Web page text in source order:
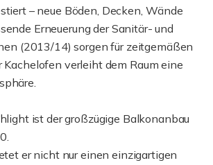
– neue Böden, Decken, Wände
Erneuerung der Sanitär- und
(2013/14) sorgen für zeitgemäßen
Kachelofen verleiht dem Raum eine
ist der großzügige Balkonanbau
er nicht nur einen einzigartigen